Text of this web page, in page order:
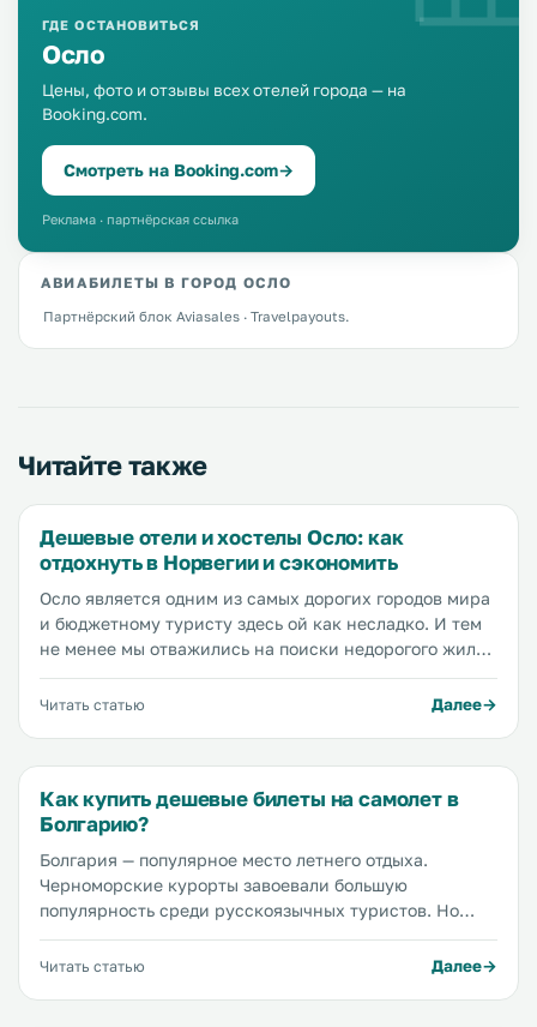
ГДЕ ОСТАНОВИТЬСЯ
Осло
Цены, фото и отзывы всех отелей города — на
Booking.com.
Смотреть на Booking.com→
Реклама · партнёрская ссылка
АВИАБИЛЕТЫ В ГОРОД ОСЛО
Партнёрский блок Aviasales · Travelpayouts.
Читайте также
Дешевые отели и хостелы Осло: как
отдохнуть в Норвегии и сэкономить
Осло является одним из самых дорогих городов мира
и бюджетному туристу здесь ой как несладко. И тем
не менее мы отважились на поиски недорогого жилья
для тех, кто хочет увидеть Осло и при этом
сэкономить. И у нас получилось! Делимся плодами
Читать статью Далее
Как купить дешевые билеты на самолет в
Болгарию?
Болгария — популярное место летнего отдыха.
Черноморские курорты завоевали большую
популярность среди русскоязычных туристов. Но
добраться до заветного пляжа с золотым песком по
земле не так легко — надо проехать через несколько
Читать статью Далее